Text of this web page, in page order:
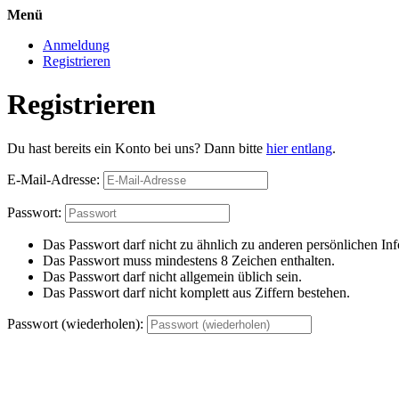
Menü
Anmeldung
Registrieren
Registrieren
Du hast bereits ein Konto bei uns? Dann bitte hier entlang.
E-Mail-Adresse:
Passwort:
Das Passwort darf nicht zu ähnlich zu anderen persönlichen
Das Passwort muss mindestens 8 Zeichen enthalten.
Das Passwort darf nicht allgemein üblich sein.
Das Passwort darf nicht komplett aus Ziffern bestehen.
Passwort (wiederholen):